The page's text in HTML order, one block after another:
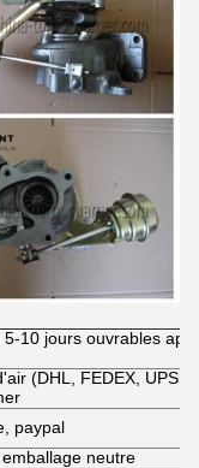
10 jours ouvrables
(DHL, FEDEX, UPS,
paypal
neutre